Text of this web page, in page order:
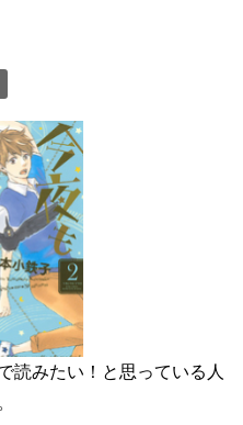
読みたい！と思っている人